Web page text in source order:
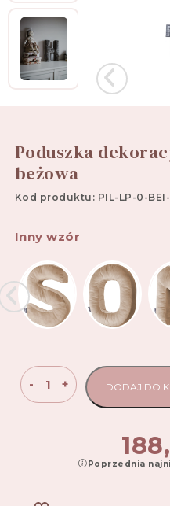
Poduszka
beżowa
Kod produktu: PIL-LP-0-
Inny wzór
-
ilość
Poduszka
beżowa
+ DODAJ DO
Poprzednia